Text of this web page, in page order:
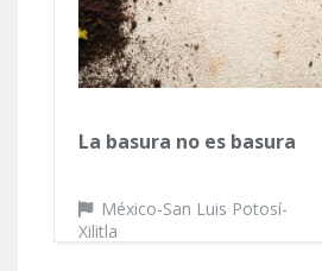
La basura no es basura
México-San Luis Potosí-
Xilitla